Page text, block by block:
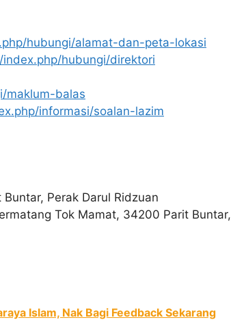
hubungi/alamat-dan-peta-lokasi
hubungi/direktori
maklum-balas
informasi/soalan-lazim
Perak Darul Ridzuan
Tok Mamat, 34200 Parit Buntar,
Islam, Nak Bagi Feedback Sekarang